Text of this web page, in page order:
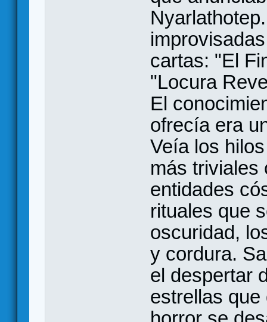
cartas: "El
"Locura
El
ofrecía era
Veía los
más triviales
entidades
rituales que
oscuridad,
y cordura.
el despertar
estrellas